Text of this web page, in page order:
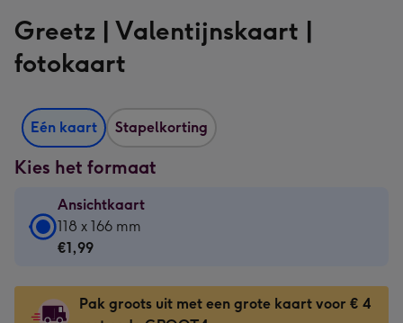
Greetz | Valentijnskaart |
fotokaart
Eén kaart Stapelkorting
Kies het formaat
Ansichtkaart
Ansichtkaart
-
-
118
118 x 166 mm
€1,99
Pak groots uit met een grote kaart voor € 4